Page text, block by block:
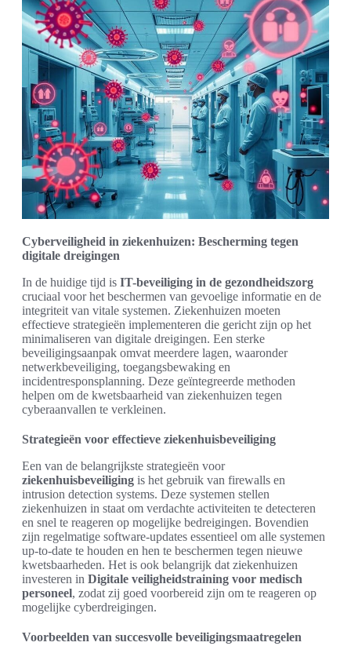
Cyberveiligheid in ziekenhuizen: Bescherming tegen
digitale dreigingen
In de huidige tijd is IT-beveiliging in de gezondheidszorg
cruciaal voor het beschermen van gevoelige informatie en de
integriteit van vitale systemen. Ziekenhuizen moeten
effectieve strategieën implementeren die gericht zijn op het
minimaliseren van digitale dreigingen. Een sterke
beveiligingsaanpak omvat meerdere lagen, waaronder
netwerkbeveiliging, toegangsbewaking en
incidentresponsplanning. Deze geïntegreerde methoden
helpen om de kwetsbaarheid van ziekenhuizen tegen
cyberaanvallen te verkleinen.
Strategieën voor effectieve ziekenhuisbeveiliging
Een van de belangrijkste strategieën voor
ziekenhuisbeveiliging is het gebruik van firewalls en
intrusion detection systems. Deze systemen stellen
ziekenhuizen in staat om verdachte activiteiten te detecteren
en snel te reageren op mogelijke bedreigingen. Bovendien
zijn regelmatige software-updates essentieel om alle systemen
up-to-date te houden en hen te beschermen tegen nieuwe
kwetsbaarheden. Het is ook belangrijk dat ziekenhuizen
investeren in Digitale veiligheidstraining voor medisch
personeel, zodat zij goed voorbereid zijn om te reageren op
mogelijke cyberdreigingen.
Voorbeelden van succesvolle beveiligingsmaatregelen